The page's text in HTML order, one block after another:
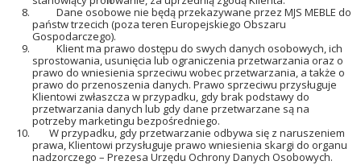
Dane osobowe nie będą przekazywane przez MJS MEBLE do
państw trzecich (poza teren Europejskiego Obszaru
Gospodarczego).
Klient ma prawo dostępu do swych danych osobowych, ich
sprostowania, usunięcia lub ograniczenia przetwarzania oraz o
prawo do wniesienia sprzeciwu wobec przetwarzania, a także o
prawo do przenoszenia danych. Prawo sprzeciwu przysługuje
Klientowi zwłaszcza w przypadku, gdy brak podstawy do
przetwarzania danych lub gdy dane przetwarzane są na
potrzeby marketingu bezpośredniego.
W przypadku, gdy przetwarzanie odbywa się z naruszeniem
prawa, Klientowi przysługuje prawo wniesienia skargi do organu
nadzorczego – Prezesa Urzędu Ochrony Danych Osobowych.